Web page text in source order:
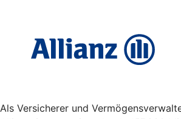
Als Versicherer und